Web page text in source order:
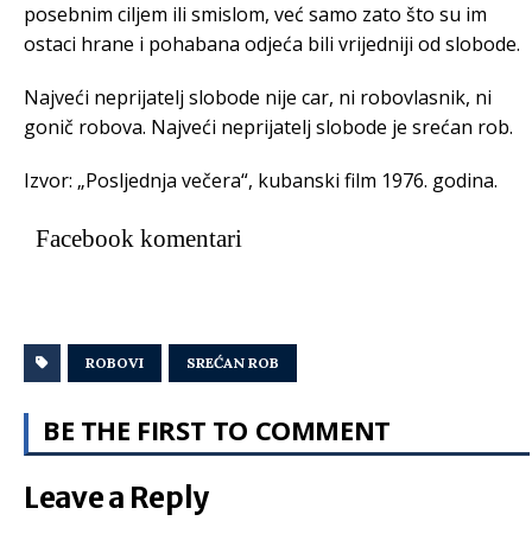
posebnim ciljem ili smislom, već samo zato što su im
ostaci hrane i pohabana odjeća bili vrijedniji od slobode.
Najveći neprijatelj slobode nije car, ni robovlasnik, ni
gonič robova. Najveći neprijatelj slobode je srećan rob.
Izvor: „Posljednja večera“, kubanski film 1976. godina.
Facebook komentari
ROBOVI SREĆAN ROB
BE THE FIRST TO COMMENT
Leave a Reply